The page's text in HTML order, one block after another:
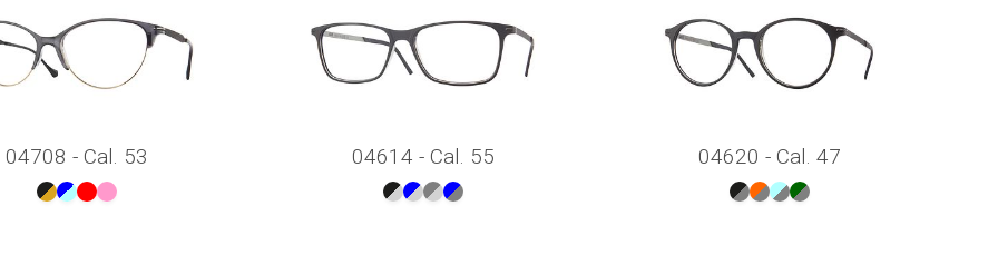
04708 - Cal. 53 04614 - Cal. 55 04620 - Cal. 47